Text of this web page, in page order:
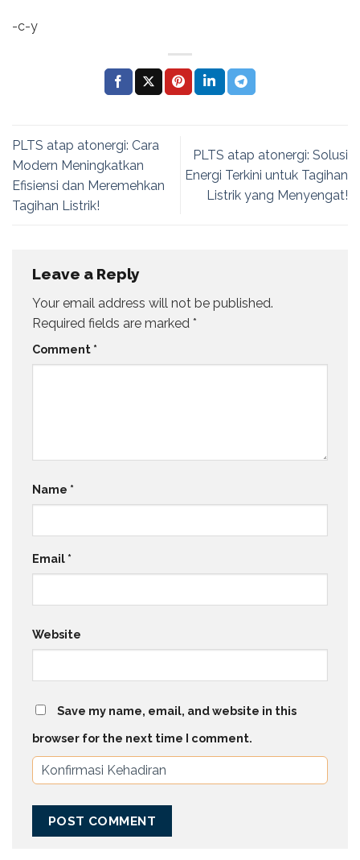
-c-y
PLTS atap atonergi: Cara
Modern Meningkatkan
Efisiensi dan Meremehkan
Tagihan Listrik!
PLTS atap atonergi: Solusi
Energi Terkini untuk Tagihan
Listrik yang Menyengat!
Leave a Reply
Your email address will not be published.
Required fields are marked *
Comment *
Name *
Email *
Website
Save my name, email, and website in this
browser for the next time I comment.